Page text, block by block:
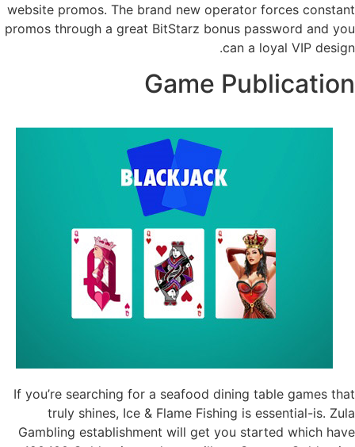
website promos. The brand new operator forces constant
promos through a great BitStarz bonus password and you
can a loyal VIP design.
Game Publication
If you’re searching for a seafood dining table games that
truly shines, Ice & Flame Fishing is essential-is. Zula
Gambling establishment will get you started which have